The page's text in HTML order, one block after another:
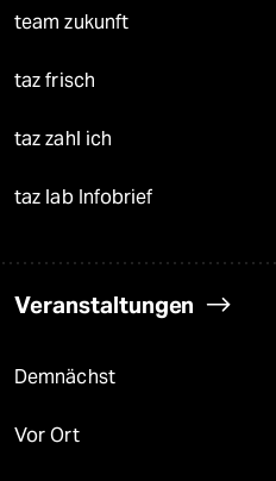
team zukunft
taz frisch
taz zahl ich
taz lab Infobrief
Veranstaltungen
Demnächst
Vor Ort